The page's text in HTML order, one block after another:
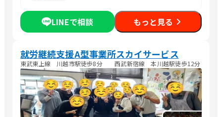
LINEで相談 もっと見る
就労継続支援A型事業所スカイサービス
東武東上線 川越市駅徒歩8分 西武新宿線 本川越駅徒歩12分